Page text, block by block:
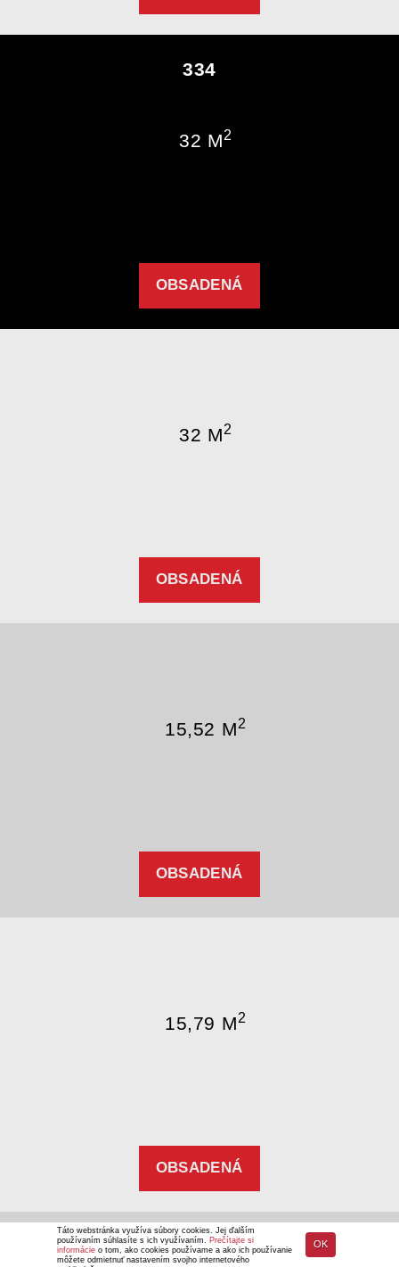
334
32 M2
OBSADENÁ
32 M2
OBSADENÁ
15,52 M2
OBSADENÁ
15,79 M2
OBSADENÁ
Táto webstránka využíva súbory cookies. Jej ďalším
používaním súhlasíte s ich využívaním. Prečítajte si
informácie o tom, ako cookies používame a ako ich používanie
môžete odmietnuť nastavením svojho internetového
OK